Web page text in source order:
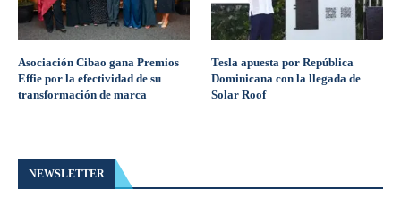
Asociación Cibao gana Premios
Effie por la efectividad de su
transformación de marca
Tesla apuesta por República
Dominicana con la llegada de
Solar Roof
NEWSLETTER